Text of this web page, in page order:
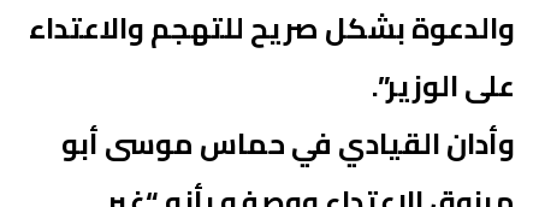
والدعوة بشكل صريح للتهجم والاعتداء
على الوزير”.
وأدان القيادي في حماس موسى أبو